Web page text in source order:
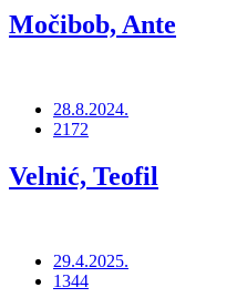
Močibob, Ante
28.8.2024.
2172
Velnić, Teofil
29.4.2025.
1344